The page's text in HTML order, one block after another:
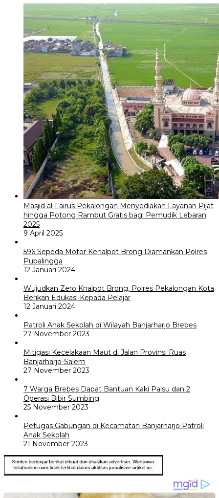
Masjid al-Fairus Pekalongan Menyediakan Layanan Pijat
hingga Potong Rambut Gratis bagi Pemudik Lebaran
2025
9 April 2025
596 Sepeda Motor Kenalpot Brong Diamankan Polres
Pubalingga
12 Januari 2024
Wujudkan Zero Knalpot Brong, Polres Pekalongan Kota
Berikan Edukasi Kepada Pelajar
12 Januari 2024
Patroli Anak Sekolah di Wilayah Banjarharjo Brebes
27 November 2023
Mitigasi Kecelakaan Maut di Jalan Provinsi Ruas
Banjarharjo-Salem
27 November 2023
7 Warga Brebes Dapat Bantuan Kaki Palsu dan 2
Operasi Bibir Sumbing
25 November 2023
Petugas Gabungan di Kecamatan Banjarharjo Patroli
Anak Sekolah
21 November 2023